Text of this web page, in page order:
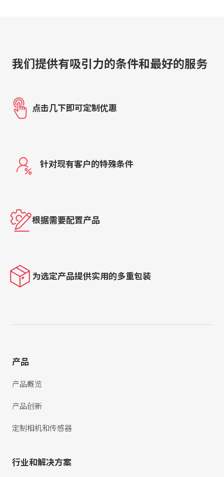
我们提供有吸引力的条件和最好的服务
点击几下即可定制优惠
针对现有客户的特殊条件
根据需要配置产品
为选定产品提供实用的多重包装
产品
产品概览
产品创新
定制相机和传感器
行业和解决方案